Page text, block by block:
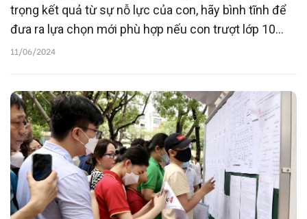
trọng kết quả từ sự nỗ lực của con, hãy bình tĩnh để
đưa ra lựa chọn mới phù hợp nếu con trượt lớp 10
công lập.
11/06/2024